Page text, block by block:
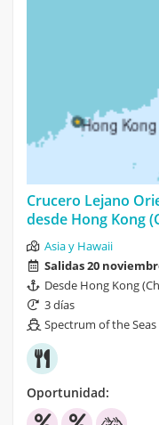
Crucero Lejano
desde Hong Kong
Asia y Hawaii
Salidas 20
Desde Hong Kong
3 días
Spectrum of the Seas
Oportunidad: